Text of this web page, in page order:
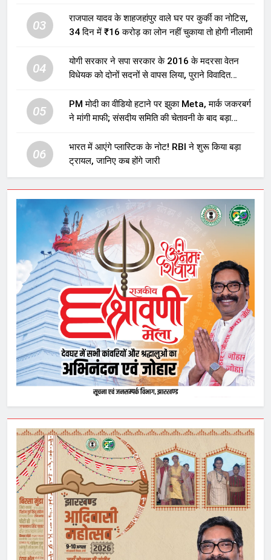
03
राजपाल यादव के शाहजहांपुर वाले घर पर कुर्की का नोटिस,
34 दिन में ₹16 करोड़ का लोन नहीं चुकाया तो होगी नीलामी
04
योगी सरकार ने सपा सरकार के 2016 के मदरसा वेतन
विधेयक को दोनों सदनों से वापस लिया, पुराने विवादित
05
PM मोदी का वीडियो हटाने पर झुका Meta, मार्क जकरबर्ग
ने मांगी माफी; संसदीय समिति की चेतावनी के बाद बड़ा
06
भारत में आएंगे प्लास्टिक के नोट! RBI ने शुरू किया बड़ा
ट्रायल, जानिए कब होंगे जारी